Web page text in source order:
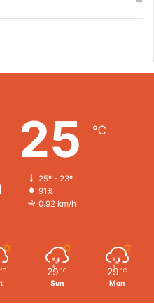
25 ℃
25º - 23º
91%
0.92 km/h
℃ 29 ℃
Sun
29 ℃
Mon